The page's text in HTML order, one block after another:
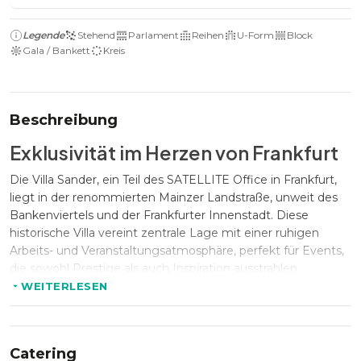
Legende Stehend Parlament Reihen U-Form
Block
Gala / Bankett
Kreis
Beschreibung
Exklusivität im Herzen von Frankfurt
Die Villa Sander, ein Teil des SATELLITE Office in Frankfurt,
liegt in der renommierten Mainzer Landstraße, unweit des
Bankenviertels und der Frankfurter Innenstadt. Diese
historische Villa vereint zentrale Lage mit einer ruhigen
Arbeits- und Veranstaltungsatmosphäre, perfekt für Events,
die sowohl Prestige als auch Inspiration ausstrahlen.
Maßgeschneiderte Eleganz für
Events
WEITERLESEN
Catering